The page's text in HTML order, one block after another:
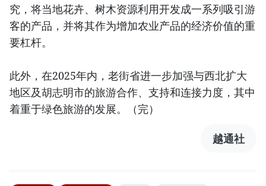
究，将当地花卉、树木资源利用开发成一系列吸引游
客的产品，并将其作为增加农业产品的经济价值的重
要杠杆。
此外，在2025年内，老街省进一步加强与西北扩大
地区及胡志明市的旅游合作、支持和连接力度，其中
着重于绿色旅游的发展。（完）
越通社